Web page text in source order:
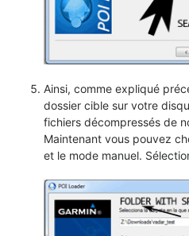
Ainsi, comme expliqué
dossier cible sur votre
fichiers décompressés de
Maintenant vous pouvez
et le mode manuel.